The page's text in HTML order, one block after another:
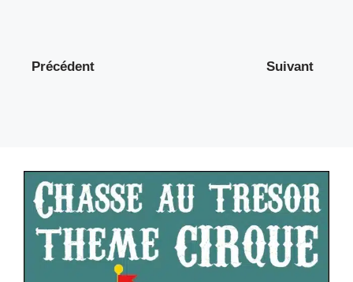
Précédent Suivant